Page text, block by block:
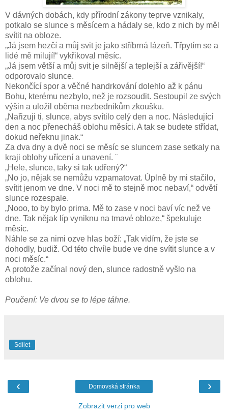
V dávných dobách, kdy přírodní zákony teprve vznikaly,
potkalo se slunce s měsícem a hádaly se, kdo z nich by měl
svítit na obloze.
„Já jsem hezčí a můj svit je jako stříbrná lázeň. Třpytím se a
lidé mě milují!“ vykřikoval měsíc.
„Já jsem větší a můj svit je silnější a teplejší a zářivější!“
odporovalo slunce.
Nekončící spor a věčné handrkování dolehlo až k pánu
Bohu, kterému nezbylo, než je rozsoudit. Sestoupil ze svých
výšin a uložil oběma nezbedníkům zkoušku.
„Nařizuji ti, slunce, abys svítilo celý den a noc. Následující
den a noc přenecháš oblohu měsíci. A tak se budete střídat,
dokud neřeknu jinak.“
Za dva dny a dvě noci se měsíc se sluncem zase setkaly na
kraji oblohy uřícení a unavení. ¨
„Hele, slunce, taky si tak udřený?“
„No jo, nějak se nemůžu vzpamatovat. Úplně by mi stačilo,
svítit jenom ve dne. V noci mě to stejně moc nebaví,“ odvětí
slunce rozespale.
„Nooo, to by bylo prima. Mě to zase v noci baví víc než ve
dne. Tak nějak líp vyniknu na tmavé obloze,“ špekuluje
měsíc.
Náhle se za nimi ozve hlas boží: „Tak vidím, že jste se
dohodly, budiž. Od této chvíle bude ve dne svítit slunce a v
noci měsíc.“
A protože začínal nový den, slunce radostně vyšlo na
oblohu.
Poučení: Ve dvou se to lépe táhne.
Sdílet
‹ ›
Domovská stránka
Zobrazit verzi pro web